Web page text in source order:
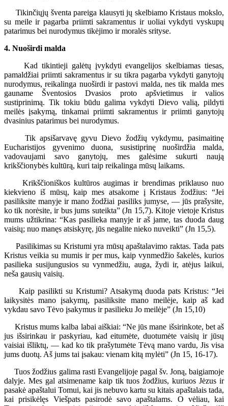
Tikinčiųjų šventa pareiga klausyti jų skelbiamo Kristaus mokslo,
su meile ir pagarba priimti sakramentus ir uoliai vykdyti vyskupų
patarimus bei nurodymus tikėjimo ir moralės srityse.
4. Nuoširdi malda
Kad tikintieji galėtų įvykdyti evangelijos skelbiamas tiesas,
pamaldžiai priimti sakramentus ir su tikra pagarba vykdyti ganytojų
nurodymus, reikalinga nuoširdi ir pastovi malda, nes tik malda mes
gauname Šventosios Dvasios proto apšvietimus ir valios
sustiprinimą. Tik tokiu būdu galima vykdyti Dievo valią, pildyti
meilės įsakymą, tinkamai priimti sakramentus ir priimti ganytojų
dvasinius patarimus bei nurodymus.
Tik apsišarvavę gyvu Dievo žodžių vykdymu, pasimaitinę
Eucharistijos gyvenimo duona, susistiprinę nuoširdžia malda,
vadovaujami savo ganytojų, mes galėsime sukurti naują
krikščionybės kultūrą, kuri taip reikalinga mūsų laikams.
Krikščioniškos kultūros augimas ir brendimas priklauso nuo
kiekvieno iš mūsų, kaip mes atsakome į Kristaus žodžius: “Jei
pasiliksite manyje ir mano žodžiai pasiliks jumyse, — jūs prašysite,
ko tik norėsite, ir bus jums suteikta” (Jn 15,7). Kitoje vietoje Kristus
mums užtikrina: “Kas pasilieka manyje ir aš jame, tas duoda daug
vaisių; nuo manęs atsiskyrę, jūs negalite nieko nuveikti” (Jn 15,5).
Pasilikimas su Kristumi yra mūsų apaštalavimo raktas. Tada pats
Kristus veikia su mumis ir per mus, kaip vynmedžio šakelės, kurios
pasilieka susijungusios su vynmedžiu, auga, žydi ir, atėjus laikui,
neša gausių vaisių.
Kaip pasilikti su Kristumi? Atsakymą duoda pats Kristus: “Jei
laikysitės mano įsakymų, pasiliksite mano meilėje, kaip aš kad
vykdau savo Tėvo įsakymus ir pasilieku Jo meilėje” (Jn 15,10)
Kristus mums kalba labai aiškiai: “Ne jūs mane išsirinkote, bet aš
jus išsirinkau ir paskyriau, kad eitumėte, duotumėte vaisių ir jūsų
vaisiai išliktų, — kad ko tik prašytumėte Tėvą mano vardu, Jis visa
jums duotų. Aš jums tai įsakau: vienam kitą mylėti” (Jn 15, 16-17).
Tuos žodžius galima rasti Evangelijoje pagal šv. Joną, baigiamoje
dalyje. Mes gal atsimename kaip tik tuos žodžius, kuriuos Jėzus ir
pasakė apaštalui Tomui, kai jis nebuvo kartu su kitais apaštalais tada,
kai prisikėlęs Viešpats pasirodė savo apaštalams. O vėliau, kai